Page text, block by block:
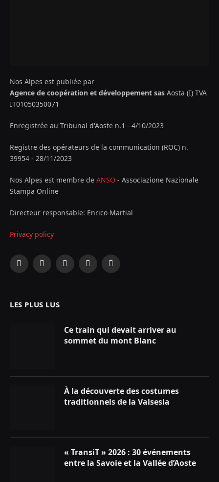
Nos Alpes est publiée par
Agence de coopération et développement sas Aosta (I) TVA
IT01050350071
Enregistrée au Tribunal d'Aoste n.1 - 4/10/2023
Registre des opérateurs de la communication (ROC) n.
39954 - 28/11/2023
Nos Alpes est membre de ANSO - Associazione Nazionale
Stampa Online
Directeur responsable: Enrico Martial
Privacy policy
Facebook
X
InstagramYouTubeLinkedIn
LES PLUS LUS
Ce train qui devait arriver au
sommet du mont Blanc
À la découverte des costumes
traditionnels de la Valsesia
« TransiT » 2026 : 30 événements
entre la Savoie et la Vallée d’Aoste